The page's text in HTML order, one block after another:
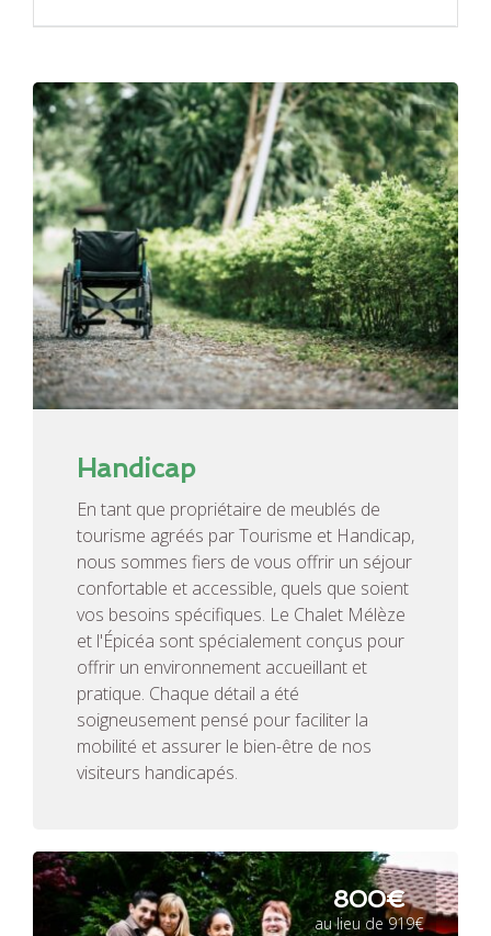
Handicap
En tant que propriétaire de meublés de
tourisme agréés par Tourisme et Handicap,
nous sommes fiers de vous offrir un séjour
confortable et accessible, quels que soient
vos besoins spécifiques. Le Chalet Mélèze
et l'Épicéa sont spécialement conçus pour
offrir un environnement accueillant et
pratique. Chaque détail a été
soigneusement pensé pour faciliter la
mobilité et assurer le bien-être de nos
visiteurs handicapés.
800€
au lieu de 919€